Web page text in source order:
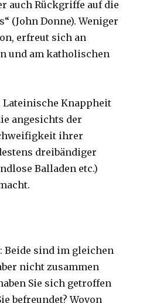
auch Rückgriffe auf die
(John Donne). Weniger
erfreut sich an
und am katholischen
Lateinische Knappheit
angesichts der
ihrer
dreibändiger
Balladen etc.)
Beide sind im gleichen
nicht zusammen
Sie sich getroffen
befreundet? Wovon